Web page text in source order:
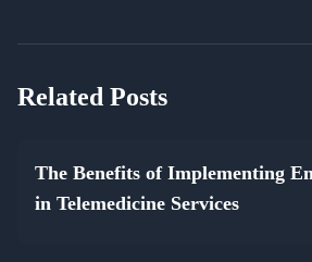
Related Posts
The Benefits of Implementing
in Telemedicine Services